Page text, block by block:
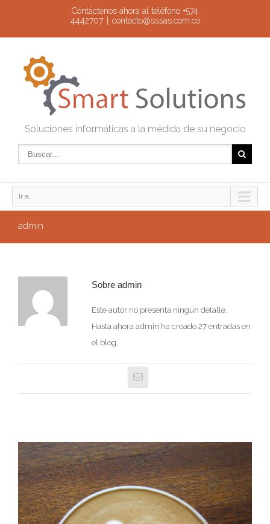
Contáctenos ahora al teléfono +574
4442707
contacto@sssas.com.co
Soluciones informáticas a la médida de su negocio
Ir a...
admin
Sobre admin
Este autor no presenta ningún detalle.
Hasta ahora admin ha creado 27 entradas en
el blog.